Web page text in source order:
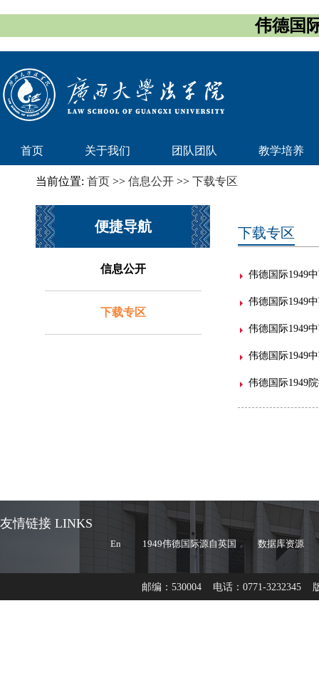
伟德国
首页 关于我们 团队团队 教学培养
当前位置: 首页 >> 信息公开 >> 下载专区
便捷导航
信息公开
下载专区
下载专区
伟德国际1949
伟德国际1949
伟德国际1949
伟德国际1949
伟德国际1949
友情链接 LINKS
En 1949伟德国际源自英国 数据库资源
邮编：530004 电话：0771-3232345